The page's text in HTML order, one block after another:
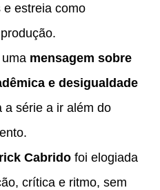
e estreia como
mensagem sobre
e desigualdade
a série a ir além do
Cabrido foi elogiada
crítica e ritmo, sem